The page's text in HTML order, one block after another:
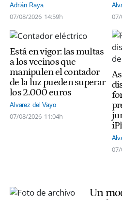
Adrián Raya
07/08/2026 14:59h
Está en vigor: las multas
a los vecinos que
manipulen el contador
de la luz pueden superar
los 2.000 euros
Alvarez del Vayo
07/08/2026 11:04h
Un